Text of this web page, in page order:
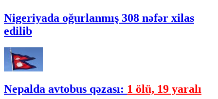
Nigeriyada oğurlanmış 308 nəfər xilas
edilib
Nepalda avtobus qəzası: 1 ölü, 19 yaralı